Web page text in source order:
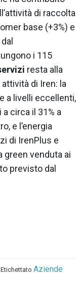
di raccolta
base (+3%) e
i 115
resta alla
di Iren: la
a livelli eccellenti,
circa il 31% a
e l’energia
di IrenPlus e
green venduta ai
previsto dal
Etichettato Aziende